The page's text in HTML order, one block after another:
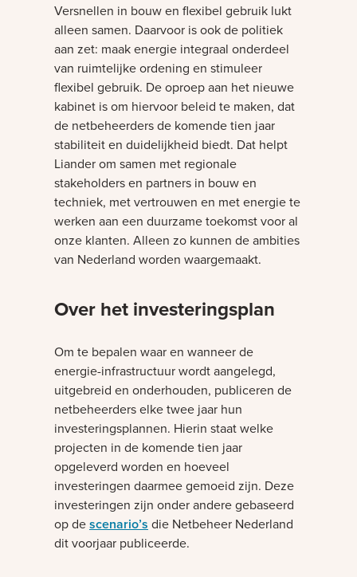
Versnellen in bouw en flexibel gebruik lukt
alleen samen. Daarvoor is ook de politiek
aan zet: maak energie integraal onderdeel
van ruimtelijke ordening en stimuleer
flexibel gebruik. De oproep aan het nieuwe
kabinet is om hiervoor beleid te maken, dat
de netbeheerders de komende tien jaar
stabiliteit en duidelijkheid biedt. Dat helpt
Liander om samen met regionale
stakeholders en partners in bouw en
techniek, met vertrouwen en met energie te
werken aan een duurzame toekomst voor al
onze klanten. Alleen zo kunnen de ambities
van Nederland worden waargemaakt.
Over het investeringsplan
Om te bepalen waar en wanneer de
energie-infrastructuur wordt aangelegd,
uitgebreid en onderhouden, publiceren de
netbeheerders elke twee jaar hun
investeringsplannen. Hierin staat welke
projecten in de komende tien jaar
opgeleverd worden en hoeveel
investeringen daarmee gemoeid zijn. Deze
investeringen zijn onder andere gebaseerd
op descenario’s die Netbeheer Nederland
dit voorjaar publiceerde.